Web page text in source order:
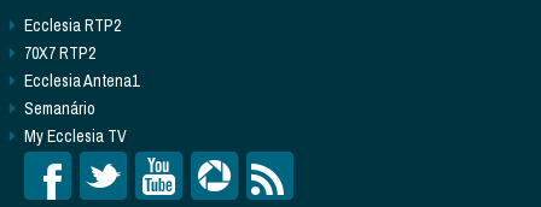
Ecclesia RTP2
70X7 RTP2
Ecclesia Antena1
Semanário
My Ecclesia TV